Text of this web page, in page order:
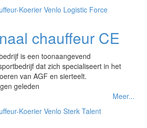
Koerier Venlo Logistic Force
chauffeur CE
is een toonaangevend
dat zich specialiseert in het
van AGF en sierteelt.
geleden
Meer...
Koerier Venlo Sterk Talent